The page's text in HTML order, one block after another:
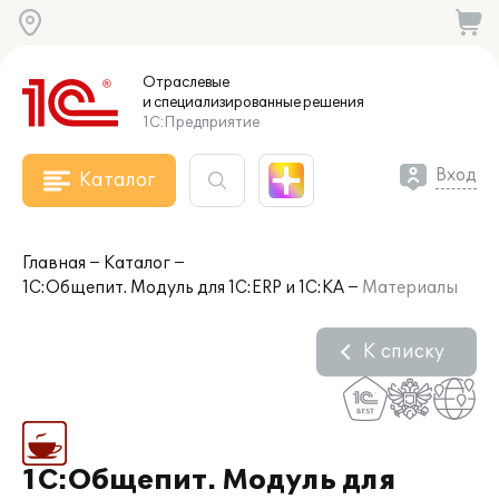
Отраслевые
и специализированныерешения
1С:Предприятие
Каталог Вход
Главная
Каталог
1С:Общепит. Модуль для 1С:ERP и 1С:КА
Материалы
1С:Общепит. Модуль для
К списку